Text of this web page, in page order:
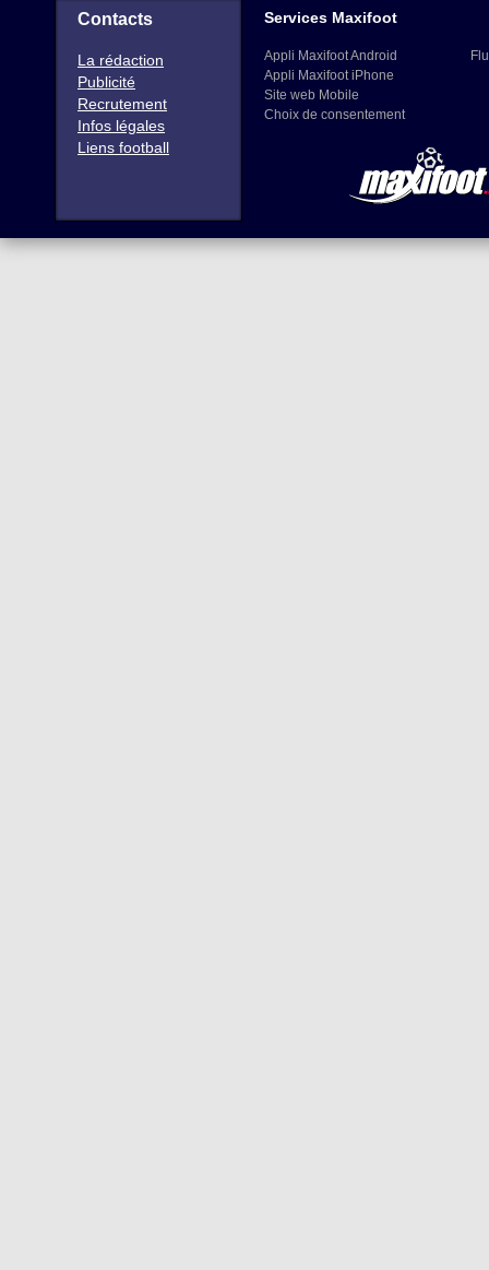
Contacts
La rédaction
Publicité
Recrutement
Infos légales
Liens football
Services Maxifoot
Appli Maxifoot Android
Appli Maxifoot iPhone
Site web Mobile
Choix de consentement